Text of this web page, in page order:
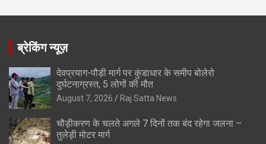
ब्रेकिंग न्यूज़
देवप्रयाग-पौड़ी मार्ग पर कुंडाधार के समीप बोलेरो
दुर्घटनाग्रस्त, 5 लोगों की मौत
August 7, 2026 Raj Satta News
चौड़ीकरण के चलते अगले 7 दिनों तक बंद रहेगा जलना –
तुलेड़ी मोटर मार्ग